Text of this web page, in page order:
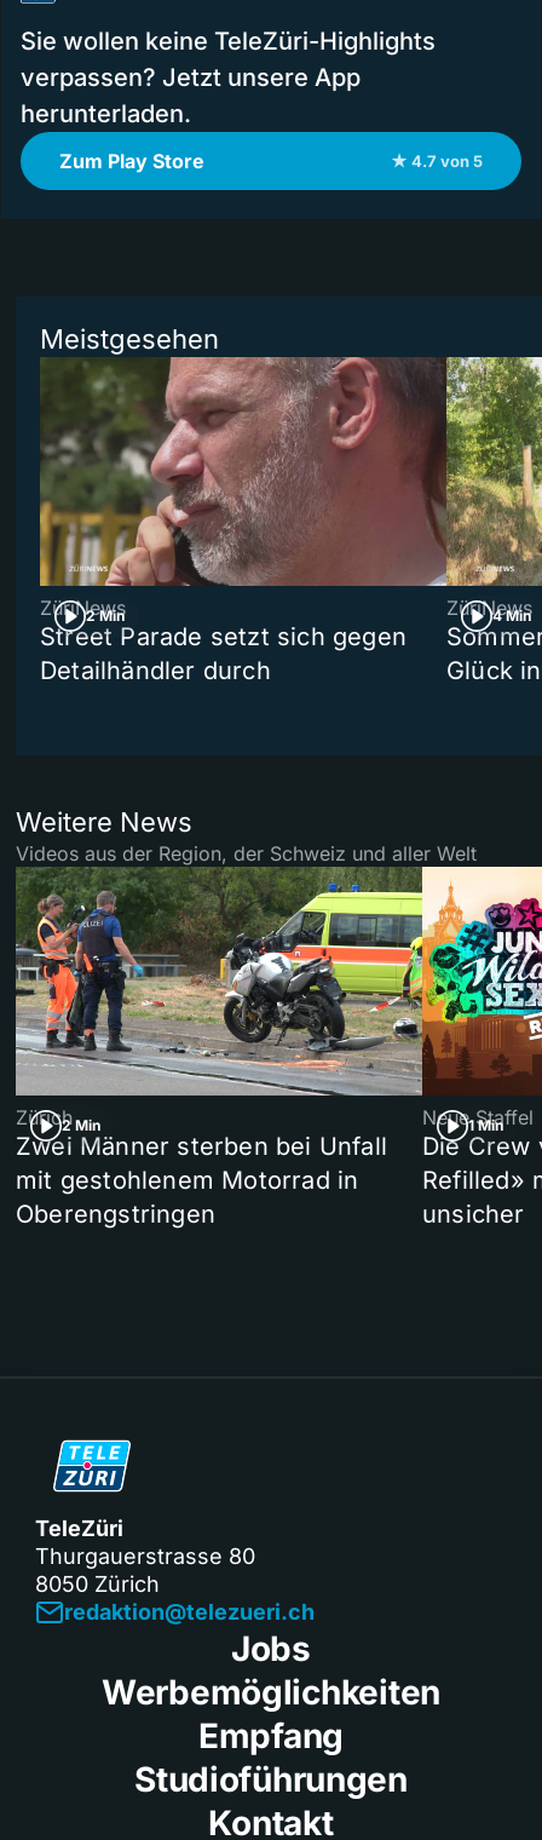
Sie wollen keine TeleZüri-Highlights
verpassen? Jetzt unsere App
herunterladen.
Zum Play Store ★ 4.7 von 5
Meistgesehen
2 Min
ZüriNews
Street Parade setzt sich gegen
Detailhändler durch
4 Min
ZüriNews
Glück
Weitere News
Videos aus der Region, der Schweiz und aller Welt
2 Min
Zürich
Zwei Männer sterben bei Unfall
mit gestohlenem Motorrad in
Oberengstringen
1 Min
Neue Staffel
Die Crew
Refilled»
unsicher
TeleZüri
Thurgauerstrasse 80
8050 Zürich
redaktion@telezueri.ch
Jobs
Werbemöglichkeiten
Empfang
Studioführungen
Kontakt